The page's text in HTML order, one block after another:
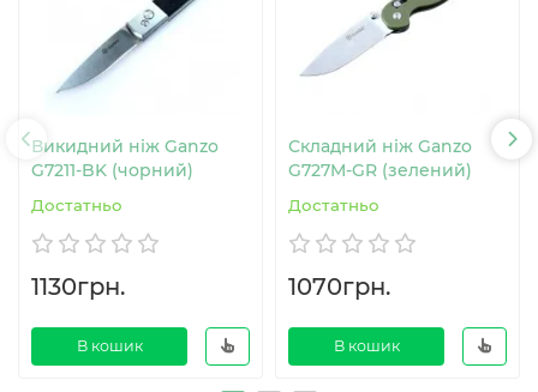
Викидний ніж Ganzo
G7211-BK (чорний)
Достатньо
1130грн.
В кошик
Складний ніж Ganzo
G727M-GR (зелений)
Достатньо
1070грн.
В кошик